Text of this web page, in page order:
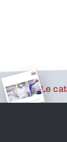
différents
Le